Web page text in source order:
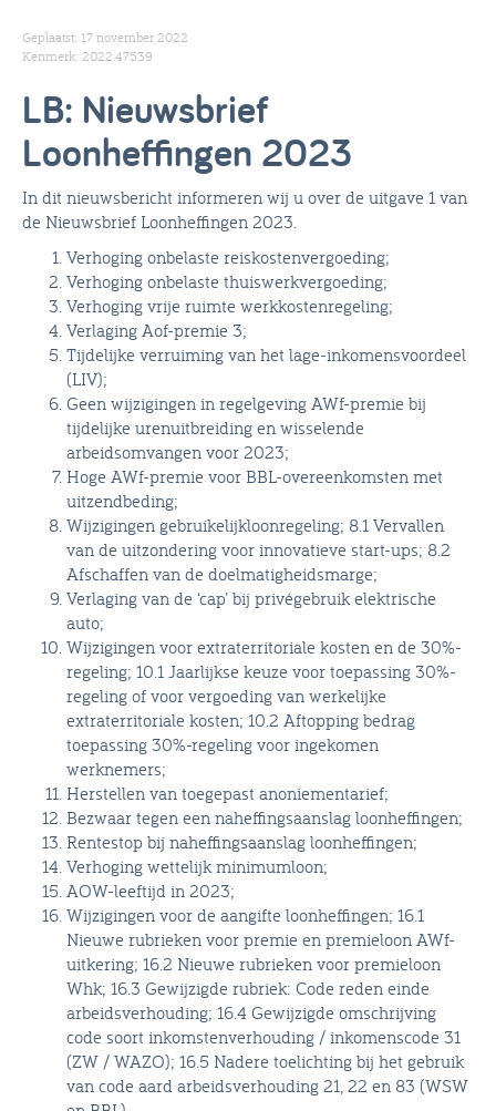
Geplaatst: 17 november 2022
Kenmerk: 2022.47539
LB: Nieuwsbrief
Loonheffingen 2023
In dit nieuwsbericht informeren wij u over de uitgave 1 van
de Nieuwsbrief Loonheffingen 2023.
Verhoging onbelaste reiskostenvergoeding;
Verhoging onbelaste thuiswerkvergoeding;
Verhoging vrije ruimte werkkostenregeling;
Verlaging Aof-premie 3;
Tijdelijke verruiming van het lage-inkomensvoordeel
(LIV);
Geen wijzigingen in regelgeving AWf-premie bij
tijdelijke urenuitbreiding en wisselende
arbeidsomvangen voor 2023;
Hoge AWf-premie voor BBL-overeenkomsten met
uitzendbeding;
Wijzigingen gebruikelijkloonregeling; 8.1 Vervallen
van de uitzondering voor innovatieve start-ups; 8.2
Afschaffen van de doelmatigheidsmarge;
Verlaging van de ‘cap’ bij privégebruik elektrische
auto;
Wijzigingen voor extraterritoriale kosten en de 30%-
regeling; 10.1 Jaarlijkse keuze voor toepassing 30%-
regeling of voor vergoeding van werkelijke
extraterritoriale kosten; 10.2 Aftopping bedrag
toepassing 30%-regeling voor ingekomen
werknemers;
Herstellen van toegepast anoniementarief;
Bezwaar tegen een naheffingsaanslag loonheffingen;
Rentestop bij naheffingsaanslag loonheffingen;
Verhoging wettelijk minimumloon;
AOW-leeftijd in 2023;
Wijzigingen voor de aangifte loonheffingen; 16.1
Nieuwe rubrieken voor premie en premieloon AWf-
uitkering; 16.2 Nieuwe rubrieken voor premieloon
Whk; 16.3 Gewijzigde rubriek: Code reden einde
arbeidsverhouding; 16.4 Gewijzigde omschrijving
code soort inkomstenverhouding / inkomenscode 31
(ZW / WAZO); 16.5 Nadere toelichting bij het gebruik
van code aard arbeidsverhouding 21, 22 en 83 (WSW